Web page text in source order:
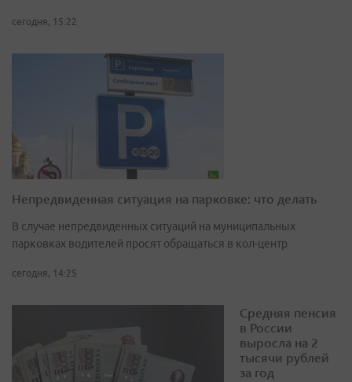
сегодня, 15:22
Непредвиденная ситуация на парковке: что делать
В случае непредвиденных ситуаций на муниципальных
парковках водителей просят обращаться в кол-центр
сегодня, 14:25
Средняя пенсия
в России
выросла на 2
тысячи рублей
за год